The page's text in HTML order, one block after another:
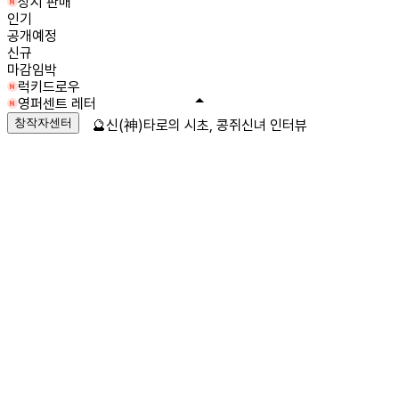
인기
공개예정
신규
마감임박
럭키드로우
영퍼센트 레터
창작자센터 🔮신(神)타로의 시초, 콩쥐신녀 인터뷰